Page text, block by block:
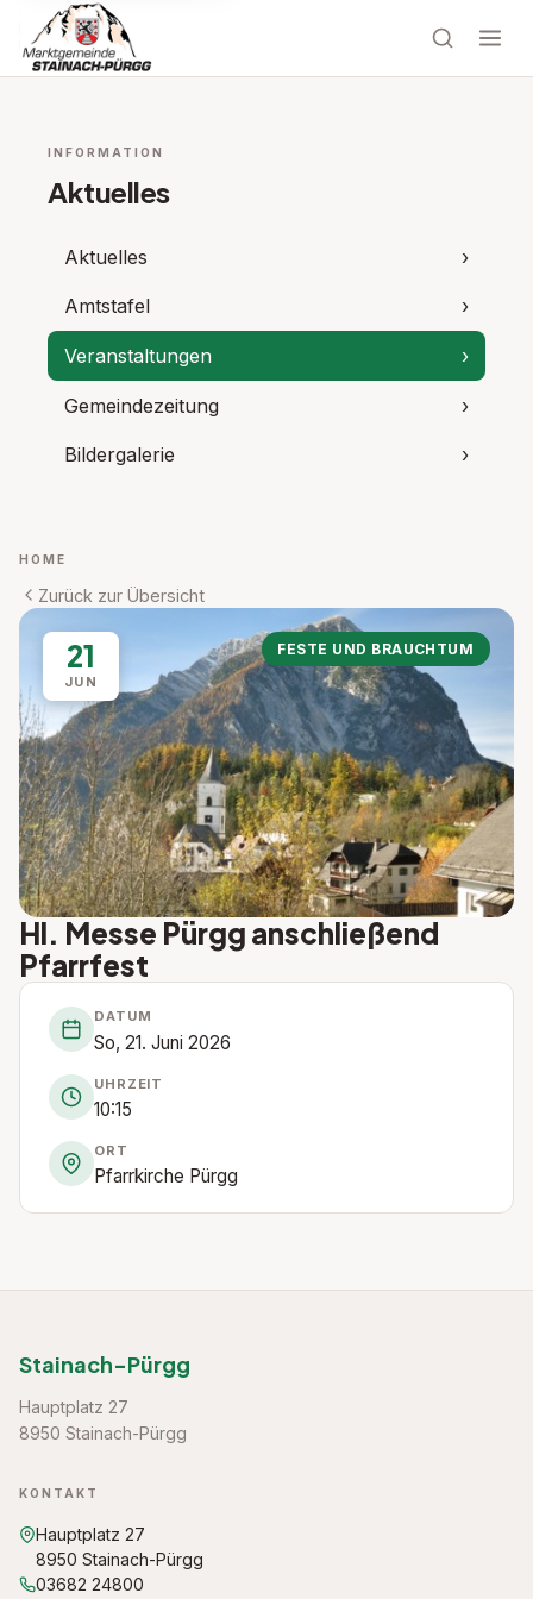
INFORMATION
Aktuelles
Aktuelles ›
Amtstafel ›
Veranstaltungen ›
Gemeindezeitung ›
Bildergalerie ›
HOME
Zurück zur Übersicht
21
JUN
FESTE UND BRAUCHTUM
Hl. Messe Pürgg anschließend
Pfarrfest
DATUM
So, 21. Juni 2026
UHRZEIT
10:15
ORT
Pfarrkirche Pürgg
Stainach-Pürgg
Hauptplatz 27
8950 Stainach-Pürgg
KONTAKT
Hauptplatz 27
8950 Stainach-Pürgg
03682 24800